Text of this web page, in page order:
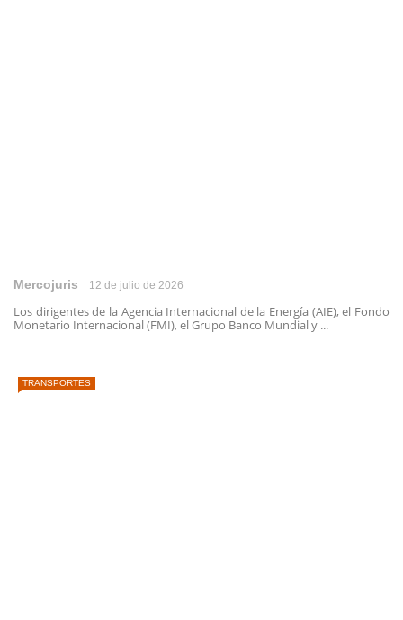
Mercojuris 12 de julio de 2026
Los dirigentes de la Agencia Internacional de la Energía (AIE), el Fondo
Monetario Internacional (FMI), el Grupo Banco Mundial y ...
TRANSPORTES